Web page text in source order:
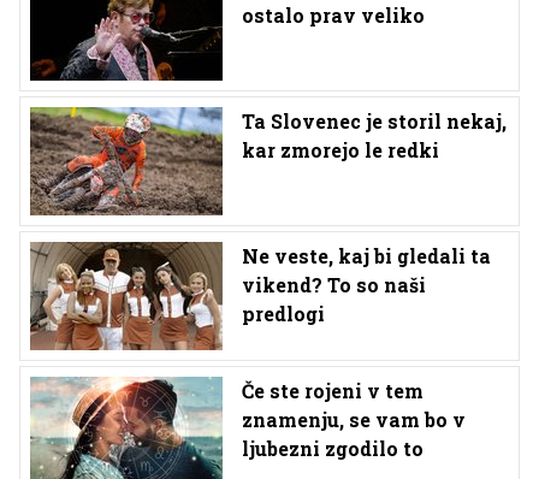
ostalo prav veliko
Ta Slovenec je storil nekaj,
kar zmorejo le redki
Ne veste, kaj bi gledali ta
vikend? To so naši
predlogi
Če ste rojeni v tem
znamenju, se vam bo v
ljubezni zgodilo to